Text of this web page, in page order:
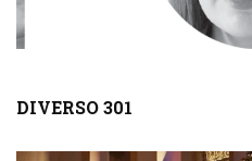
DIVERSO 301